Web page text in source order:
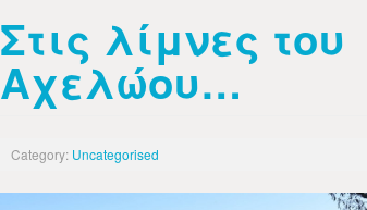
Στις λίμνες του
Αχελώου…
Category: Uncategorised